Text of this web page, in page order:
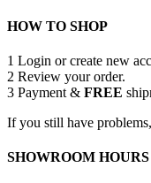
HOW TO SHOP
1 Login or create new
2 Review your order.
3 Payment & FREE
If you still have
SHOWROOM HOURS